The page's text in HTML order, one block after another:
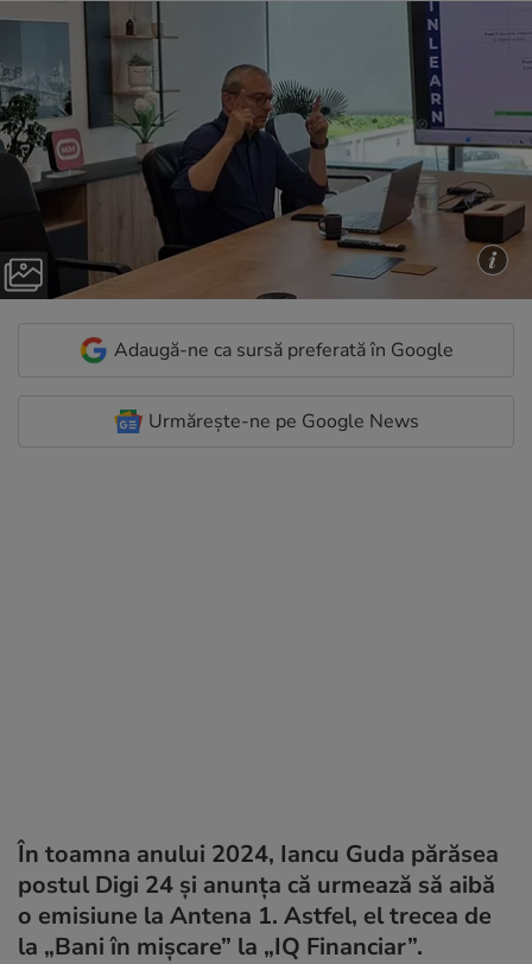
Adaugă-ne ca sursă preferată în Google
Urmărește-ne pe Google News
În toamna anului 2024, Iancu Guda părăsea
postul Digi 24 și anunța că urmează să aibă
o emisiune la Antena 1. Astfel, el trecea de
la „Bani în mișcare” la „IQ Financiar”.